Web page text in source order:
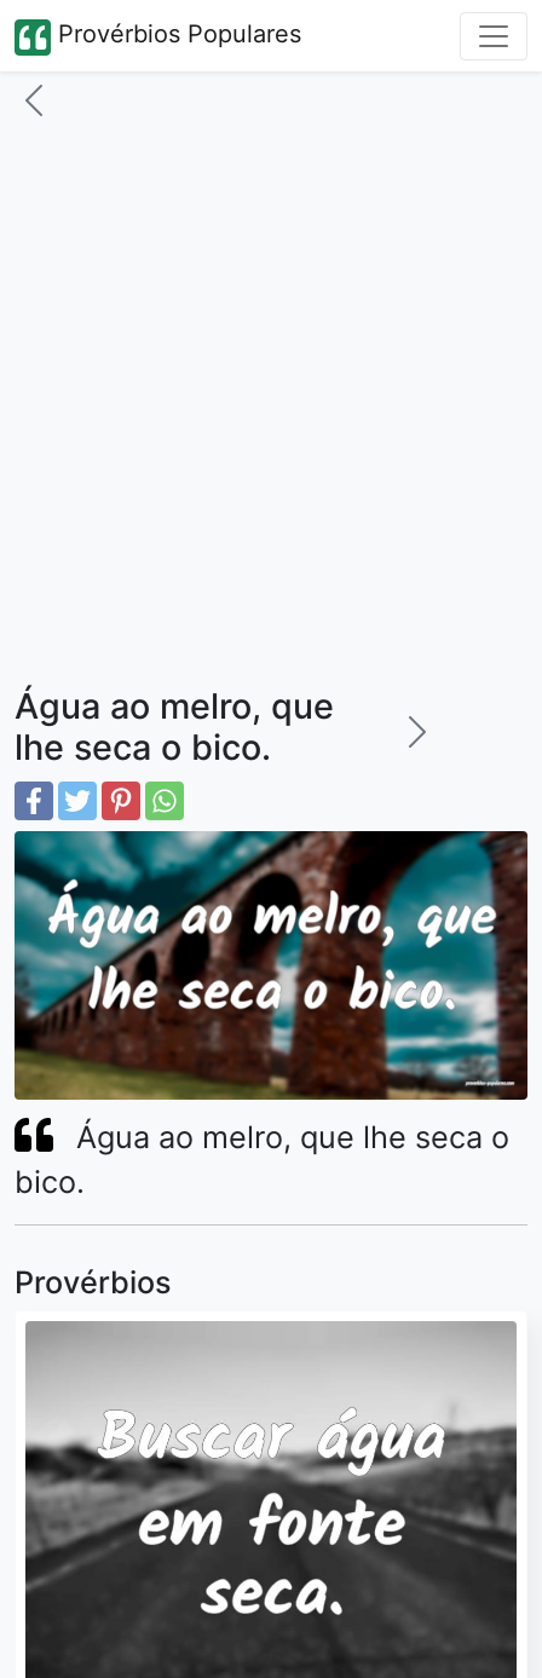
Provérbios Populares
Água ao melro, que
lhe seca o bico.
Água ao melro, que lhe seca o
bico.
Provérbios